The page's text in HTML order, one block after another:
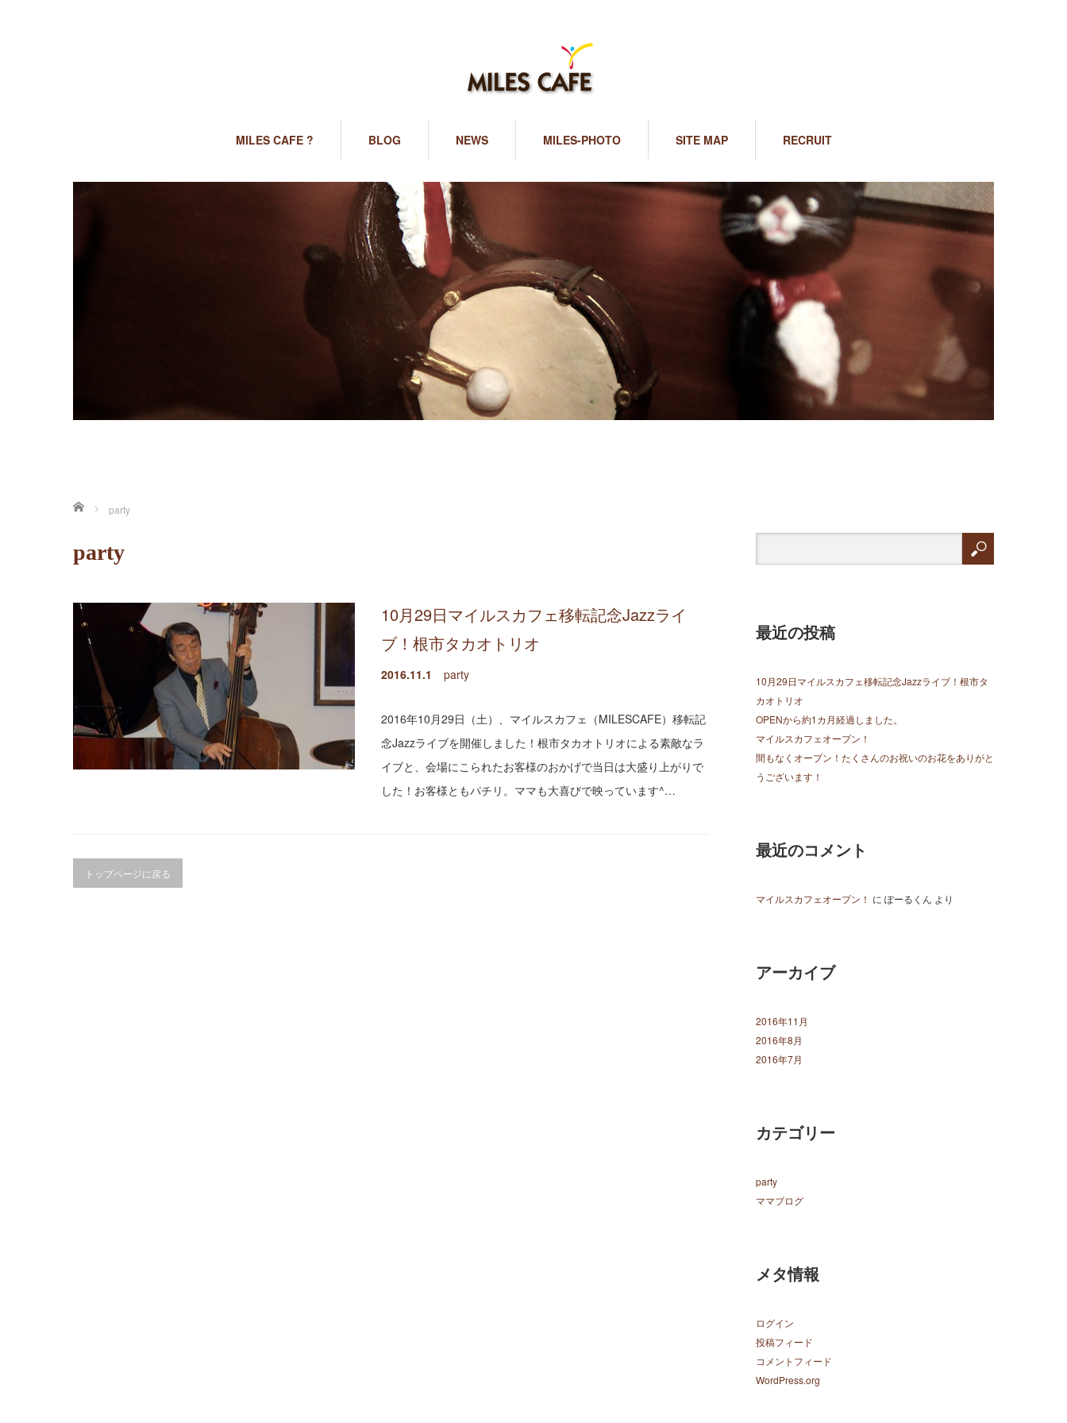
MILES CAFE ? BLOG NEWS MILES-PHOTO SITE MAP RECRUIT
ホーム party
party
10月29日マイルスカフェ移転記念Jazzライ
ブ！根市タカオトリオ
2016.11.1 party
2016年10月29日（土）、マイルスカフェ（MILESCAFE）移転記
念Jazzライブを開催しました！根市タカオトリオによる素敵なラ
イブと、会場にこられたお客様のおかげで当日は大盛り上がりで
した！お客様ともパチリ。ママも大喜びで映っています^…
トップページに戻る
最近の投稿
10月29日マイルスカフェ移転記念Jazzライブ！根市タ
カオトリオ
OPENから約1カ月経過しました。
マイルスカフェオープン！
間もなくオープン！たくさんのお祝いのお花をありがと
うございます！
最近のコメント
マイルスカフェオープン！ に ぽーるくん より
アーカイブ
2016年11月
2016年8月
2016年7月
カテゴリー
party
ママブログ
メタ情報
ログイン
投稿フィード
コメントフィード
WordPress.org